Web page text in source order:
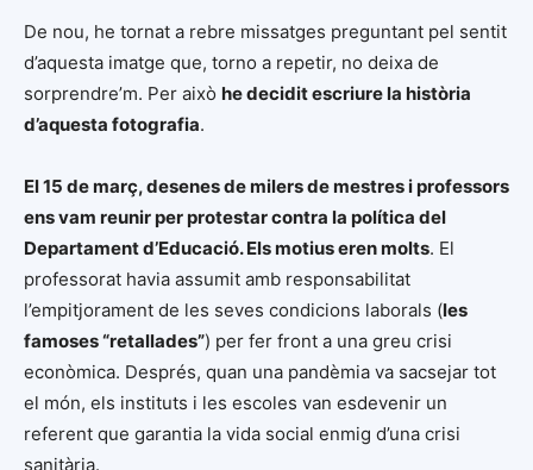
De nou, he tornat a rebre missatges preguntant pel sentit
d’aquesta imatge que, torno a repetir, no deixa de
sorprendre’m. Per això he decidit escriure la història
d’aquesta fotografia.
El 15 de març, desenes de milers de mestres i professors
ens vam reunir per protestar contra la política del
Departament d’Educació. Els motius eren molts. El
professorat havia assumit amb responsabilitat
l’empitjorament de les seves condicions laborals (les
famoses “retallades”) per fer front a una greu crisi
econòmica. Després, quan una pandèmia va sacsejar tot
el món, els instituts i les escoles van esdevenir un
referent que garantia la vida social enmig d’una crisi
sanitària.